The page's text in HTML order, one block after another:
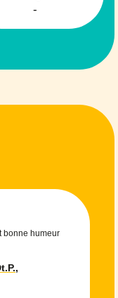
-
bonne humeur